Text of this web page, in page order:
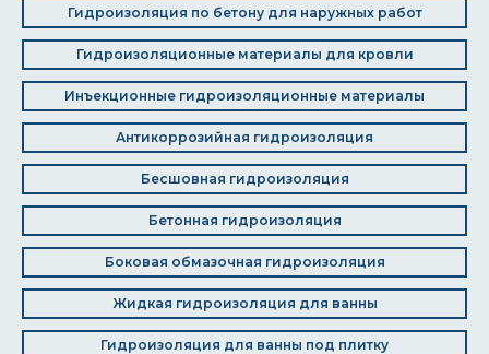
Гидроизоляция по бетону для наружных работ
Гидроизоляционные материалы для кровли
Инъекционные гидроизоляционные материалы
Антикоррозийная гидроизоляция
Бесшовная гидроизоляция
Бетонная гидроизоляция
Боковая обмазочная гидроизоляция
Жидкая гидроизоляция для ванны
Гидроизоляция для ванны под плитку